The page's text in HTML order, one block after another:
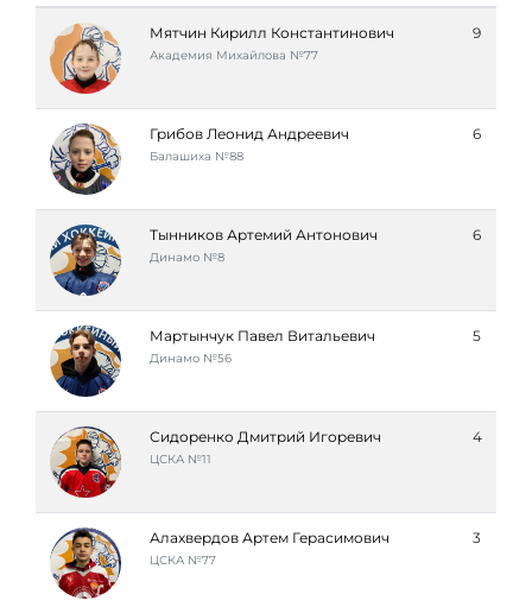
Мятчин Кирилл Константинович
Академия Михайлова №77
9
Грибов Леонид Андреевич
Балашиха №88
6
Тынников Артемий Антонович
Динамо №8
6
Мартынчук Павел Витальевич
Динамо №56
5
Сидоренко Дмитрий Игоревич
ЦСКА №11
4
Алахвердов Артем Герасимович
ЦСКА №77
3